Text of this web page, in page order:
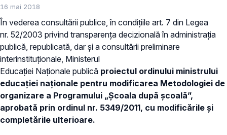
16 mai 2018
În vederea consultării publice, în condițiile art. 7 din Legea
nr. 52/2003 privind transparența decizională în administrația
publică, republicată, dar și a consultării preliminare
interinstituționale, Ministerul
Educației Naționale publică proiectul ordinului ministrului
educației naționale pentru modificarea Metodologiei de
organizare a Programului „Școala după școală”,
aprobată prin ordinul nr. 5349/2011, cu modificările și
completările ulterioare.